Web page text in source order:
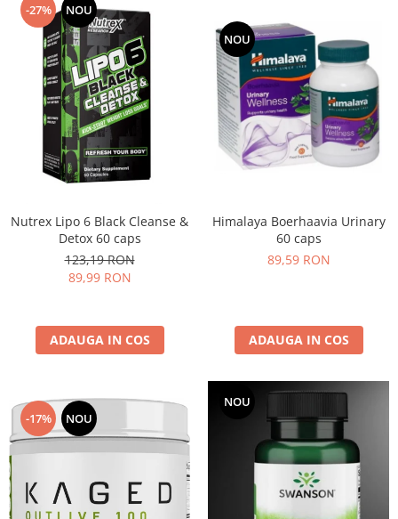
Rich Piana 5% Nutrition
RIPT
Scitec
Scivation
Skill Nutrition
Smart Shake
Swanson
Under Armour
Vitargo
-27% NOU
Nutrex Lipo 6 Black Cleanse &
Detox 60 caps
123,19 RON
89,99 RON
ADAUGA IN COS
NOU
Himalaya Boerhaavia Urinary
60 caps
89,59 RON
ADAUGA IN COS
-17% NOU
NOU